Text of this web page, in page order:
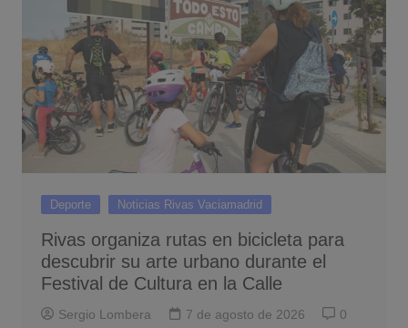
Deporte Noticias Rivas Vaciamadrid
Rivas organiza rutas en bicicleta para
descubrir su arte urbano durante el
Festival de Cultura en la Calle
Sergio Lombera 7 de agosto de 2026 0